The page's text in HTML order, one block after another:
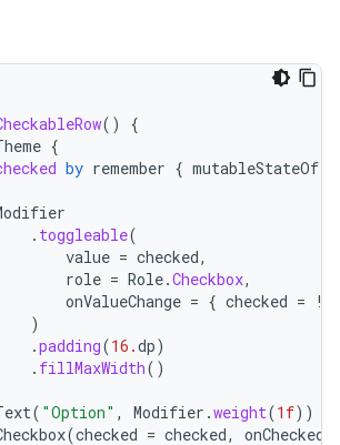
()
{
{
by remember { mutableStateOf
. toggleable(
value = checked,
role = Role.Checkbox,
onValueChange = { checked = !
)
.padding(16.dp)
. fillMaxWidth()
( "Option" , Modifier .weight(1f))
(checked = checked,